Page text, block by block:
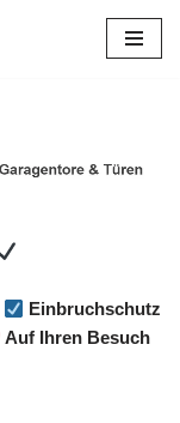
Einbruchschutz
Auf Ihren Besuch